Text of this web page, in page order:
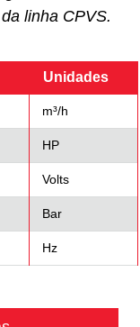
linha CPVS.
Unidades
m³/h
HP
Volts
Bar
Hz